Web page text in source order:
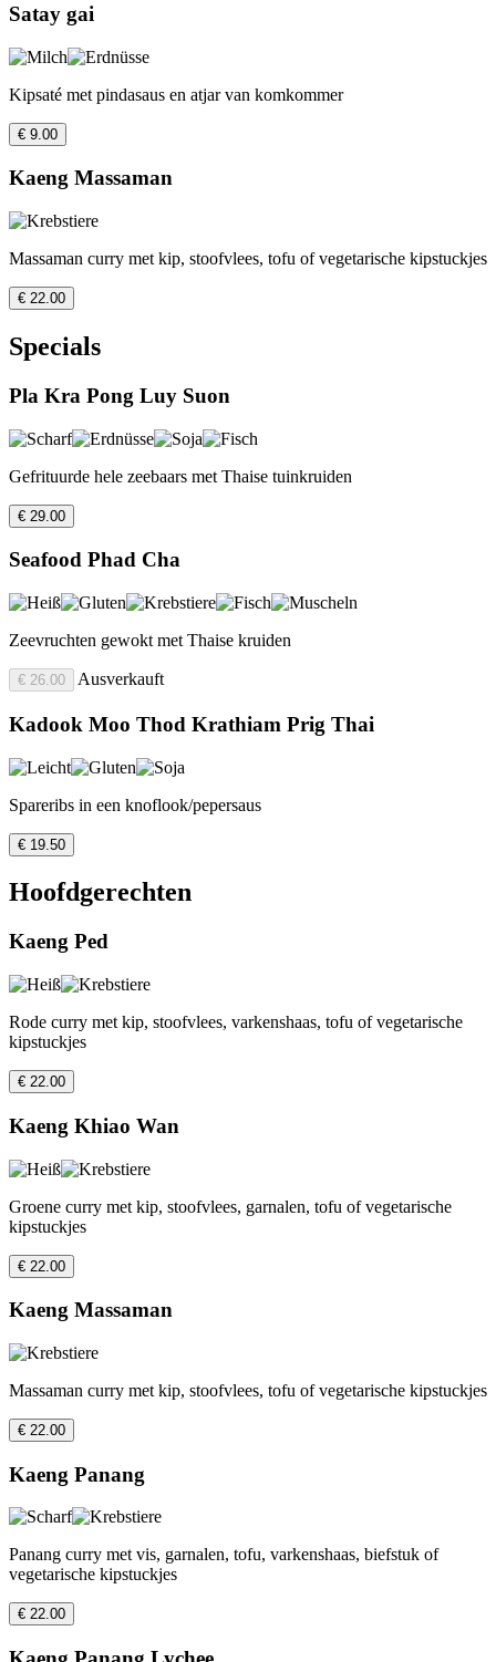
Satay gai
Kipsaté met pindasaus en atjar van komkommer
€ 9.00
Kaeng Massaman
Massaman curry met kip, stoofvlees, tofu of vegetarische kipstuckjes
€ 22.00
Specials
Pla Kra Pong Luy Suon
Gefrituurde hele zeebaars met Thaise tuinkruiden
€ 29.00
Seafood Phad Cha
Zeevruchten gewokt met Thaise kruiden
€ 26.00 Ausverkauft
Kadook Moo Thod Krathiam Prig Thai
Spareribs in een knoflook/pepersaus
€ 19.50
Hoofdgerechten
Kaeng Ped
Rode curry met kip, stoofvlees, varkenshaas, tofu of vegetarische
kipstuckjes
€ 22.00
Kaeng Khiao Wan
Groene curry met kip, stoofvlees, garnalen, tofu of vegetarische
kipstuckjes
€ 22.00
Kaeng Massaman
Massaman curry met kip, stoofvlees, tofu of vegetarische kipstuckjes
€ 22.00
Kaeng Panang
Panang curry met vis, garnalen, tofu, varkenshaas, biefstuk of
vegetarische kipstuckjes
€ 22.00